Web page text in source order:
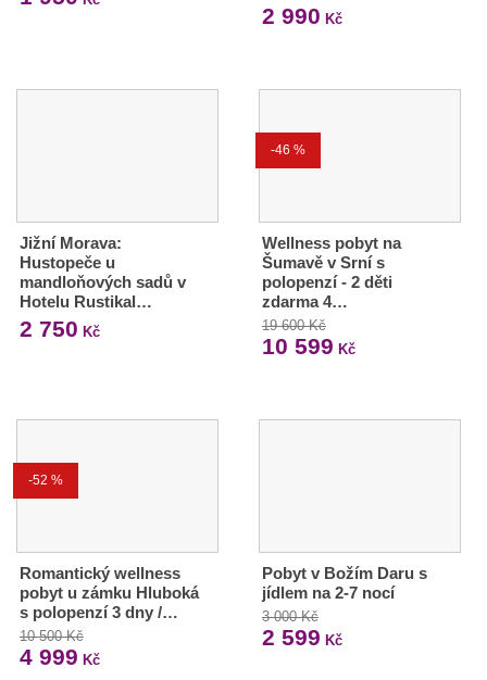
2 990 Kč
Jižní Morava:
Hustopeče u
mandloňových sadů v
Hotelu Rustikal…
2 750 Kč
-46 %
Wellness pobyt na
Šumavě v Srní s
polopenzí - 2 děti
zdarma 4…
19 600 Kč
10 599 Kč
-52 %
Romantický wellness
pobyt u zámku Hluboká
s polopenzí 3 dny /…
10 500 Kč
4 999 Kč
Pobyt v Božím Daru s
jídlem na 2-7 nocí
3 000 Kč
2 599 Kč